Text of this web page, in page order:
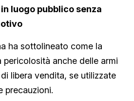
luogo pubblico senza
ha sottolineato come la
anche delle armi
libera vendita, se utilizzate
precauzioni.